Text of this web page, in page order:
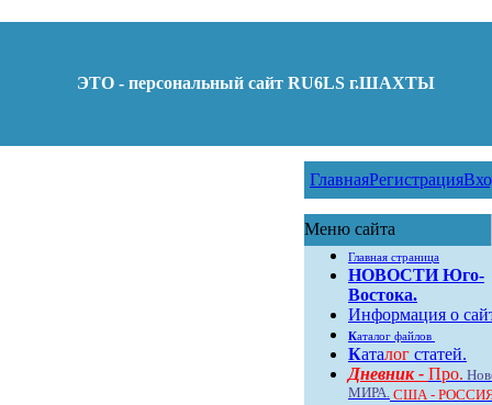
ЭТО - персональный сайт RU6LS г.ШАХТЫ
ГлавнаяРегистрация
Меню сайта
Главная страница
НОВОСТИ Юго-
Востока.
Информация о
Каталог файлов
Каталогстатей.
Дневник - Про.
МИРА.США -